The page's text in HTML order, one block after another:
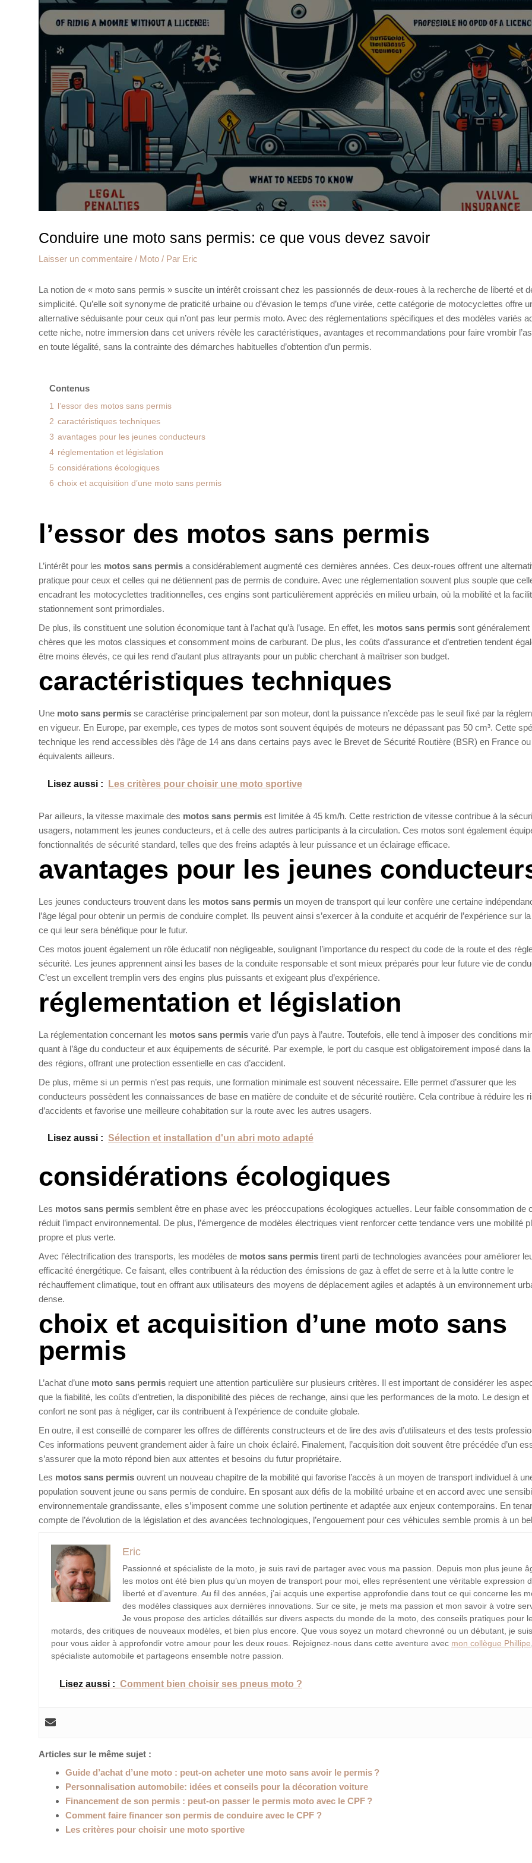
Conduire une moto sans permis: ce que vous devez savoir
Laisser un commentaire / Moto / Par Eric
La notion de « moto sans permis » suscite un intérêt croissant chez les passionnés de deux-roues à la recherche de liberté et
simplicité. Qu’elle soit synonyme de praticité urbaine ou d’évasion le temps d’une virée, cette catégorie de motocyclettes offre
alternative séduisante pour ceux qui n’ont pas leur permis moto. Avec des réglementations spécifiques et des modèles variés
cette niche, notre immersion dans cet univers révèle les caractéristiques, avantages et recommandations pour faire vrombir
en toute légalité, sans la contrainte des démarches habituelles d’obtention d’un permis.
Contenus
1
l’essor des motos sans permis
2 caractéristiques techniques
3 avantages pour les jeunes conducteurs
4 réglementation et législation
5 considérations écologiques
6 choix et acquisition d’une moto sans permis
l’essor des motos sans permis
L’intérêt pour les motos sans permis a considérablement augmenté ces dernières années. Ces deux-roues offrent une
pratique pour ceux et celles qui ne détiennent pas de permis de conduire. Avec une réglementation souvent plus souple que
encadrant les motocyclettes traditionnelles, ces engins sont particulièrement appréciés en milieu urbain, où la mobilité et la
stationnement sont primordiales.
De plus, ils constituent une solution économique tant à l’achat qu’à l’usage. En effet, les motos sans permis sont généralement
chères que les motos classiques et consomment moins de carburant. De plus, les coûts d’assurance et d’entretien tendent
être moins élevés, ce qui les rend d’autant plus attrayants pour un public cherchant à maîtriser son budget.
caractéristiques techniques
Une moto sans permis se caractérise principalement par son moteur, dont la puissance n’excède pas le seuil fixé par la
en vigueur. En Europe, par exemple, ces types de motos sont souvent équipés de moteurs ne dépassant pas 50 cm³. Cette
technique les rend accessibles dès l’âge de 14 ans dans certains pays avec le Brevet de Sécurité Routière (BSR) en France
équivalents ailleurs.
Lisez aussi : Les critères pour choisir une moto sportive
Par ailleurs, la vitesse maximale des motos sans permis est limitée à 45 km/h. Cette restriction de vitesse contribue à la
usagers, notamment les jeunes conducteurs, et à celle des autres participants à la circulation. Ces motos sont également
fonctionnalités de sécurité standard, telles que des freins adaptés à leur puissance et un éclairage efficace.
avantages pour les jeunes
Les jeunes conducteurs trouvent dans les motos sans permis un moyen de transport qui leur confère une certaine
l’âge légal pour obtenir un permis de conduire complet. Ils peuvent ainsi s’exercer à la conduite et acquérir de l’expérience sur
ce qui leur sera bénéfique pour le futur.
Ces motos jouent également un rôle éducatif non négligeable, soulignant l’importance du respect du code de la route et des
sécurité. Les jeunes apprennent ainsi les bases de la conduite responsable et sont mieux préparés pour leur future vie de
C’est un excellent tremplin vers des engins plus puissants et exigeant plus d’expérience.
réglementation et législation
La réglementation concernant les motos sans permis varie d’un pays à l’autre. Toutefois, elle tend à imposer des conditions
quant à l’âge du conducteur et aux équipements de sécurité. Par exemple, le port du casque est obligatoirement imposé dans
des régions, offrant une protection essentielle en cas d’accident.
De plus, même si un permis n’est pas requis, une formation minimale est souvent nécessaire. Elle permet d’assurer que les
conducteurs possèdent les connaissances de base en matière de conduite et de sécurité routière. Cela contribue à réduire les
d’accidents et favorise une meilleure cohabitation sur la route avec les autres usagers.
Lisez aussi : Sélection et installation d'un abri moto adapté
considérations écologiques
Les motos sans permis semblent être en phase avec les préoccupations écologiques actuelles. Leur faible consommation de
réduit l’impact environnemental. De plus, l’émergence de modèles électriques vient renforcer cette tendance vers une mobilité
propre et plus verte.
Avec l’électrification des transports, les modèles de motos sans permis tirent parti de technologies avancées pour améliorer
efficacité énergétique. Ce faisant, elles contribuent à la réduction des émissions de gaz à effet de serre et à la lutte contre le
réchauffement climatique, tout en offrant aux utilisateurs des moyens de déplacement agiles et adaptés à un environnement
dense.
choix et acquisition d’une moto sans
permis
L’achat d’une moto sans permis requiert une attention particulière sur plusieurs critères. Il est important de considérer les
que la fiabilité, les coûts d’entretien, la disponibilité des pièces de rechange, ainsi que les performances de la moto. Le design et
confort ne sont pas à négliger, car ils contribuent à l’expérience de conduite globale.
En outre, il est conseillé de comparer les offres de différents constructeurs et de lire des avis d’utilisateurs et des tests
Ces informations peuvent grandement aider à faire un choix éclairé. Finalement, l’acquisition doit souvent être précédée d’un
s’assurer que la moto répond bien aux attentes et besoins du futur propriétaire.
Les motos sans permis ouvrent un nouveau chapitre de la mobilité qui favorise l’accès à un moyen de transport individuel à
population souvent jeune ou sans permis de conduire. En sposant aux défis de la mobilité urbaine et en accord avec une
environnementale grandissante, elles s’imposent comme une solution pertinente et adaptée aux enjeux contemporains. En
compte de l’évolution de la législation et des avancées technologiques, l’engouement pour ces véhicules semble promis à un
Eric
Passionné et spécialiste de la moto, je suis ravi de partager avec vous ma passion. Depuis mon plus jeune
les motos ont été bien plus qu’un moyen de transport pour moi, elles représentent une véritable expression
liberté et d’aventure. Au fil des années, j’ai acquis une expertise approfondie dans tout ce qui concerne les
des modèles classiques aux dernières innovations. Sur ce site, je mets ma passion et mon savoir à votre
Je vous propose des articles détaillés sur divers aspects du monde de la moto, des conseils pratiques pour
motards, des critiques de nouveaux modèles, et bien plus encore. Que vous soyez un motard chevronné ou un débutant, je
pour vous aider à approfondir votre amour pour les deux roues. Rejoignez-nous dans cette aventure avec mon collègue Phillipe
spécialiste automobile et partageons ensemble notre passion.
Lisez aussi : Comment bien choisir ses pneus moto ?
Articles sur le même sujet :
Guide d’achat d’une moto : peut-on acheter une moto sans avoir le permis ?
Personnalisation automobile: idées et conseils pour la décoration voiture
Financement de son permis : peut-on passer le permis moto avec le CPF ?
Comment faire financer son permis de conduire avec le CPF ?
Les critères pour choisir une moto sportive